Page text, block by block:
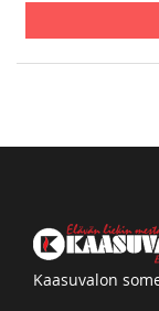
Kaasuvalon